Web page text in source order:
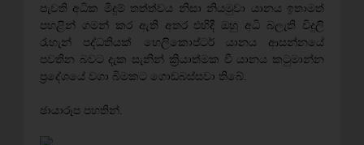
පැවති අධික මීදුම් තත්ත්වය නිසා නියමුවා යානය ඉතාමත්
පහළින් ගමන් කර ඇති අතර එහිදී ඔහු අධි බලැති විදුලි
රැහැන් පද්ධතියක් හෙලිකොප්ටර් යානය ආසන්නයේ
පවතින බවට දැක සැනින් ක්‍රියාත්මක වී යානය කටුමාන්න
ප්‍රදේශයේ වගා බිමකට ගොඩබස්සවා තිබේ.
ඡායාරූප පහතින්.